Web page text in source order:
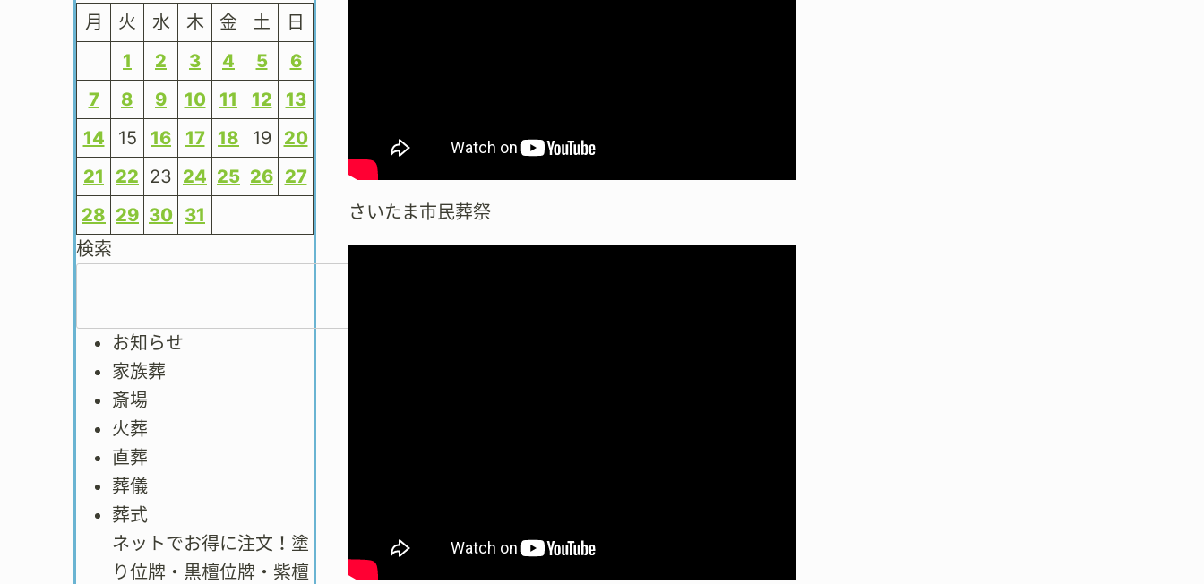
月
火 水 木 金 土
日
1
2 3 4 5
6
7
8 9 10 11 12
13
14
15 16 17 18 19
20
21
22 23 24 25 26 27
28 29 30 31
検索
お知らせ
家族葬
斎場
火葬
直葬
葬儀
葬式
ネットでお得に注文！塗
り位牌・黒檀位牌・紫檀
さいたま市民葬祭